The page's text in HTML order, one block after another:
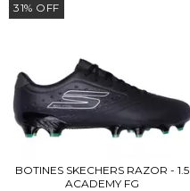
31% OFF
BOTINES SKECHERS RAZOR - 1.5
ACADEMY FG